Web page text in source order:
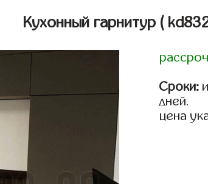
Кухонный гарнитур (
Сроки:
дней.
цена